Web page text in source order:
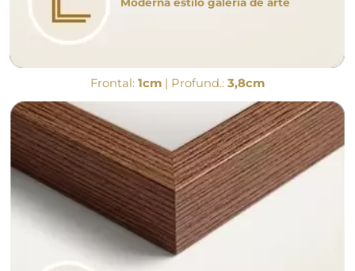
Moderna estilo galeria de arte
Frontal: 1cm | Profund.: 3,8cm